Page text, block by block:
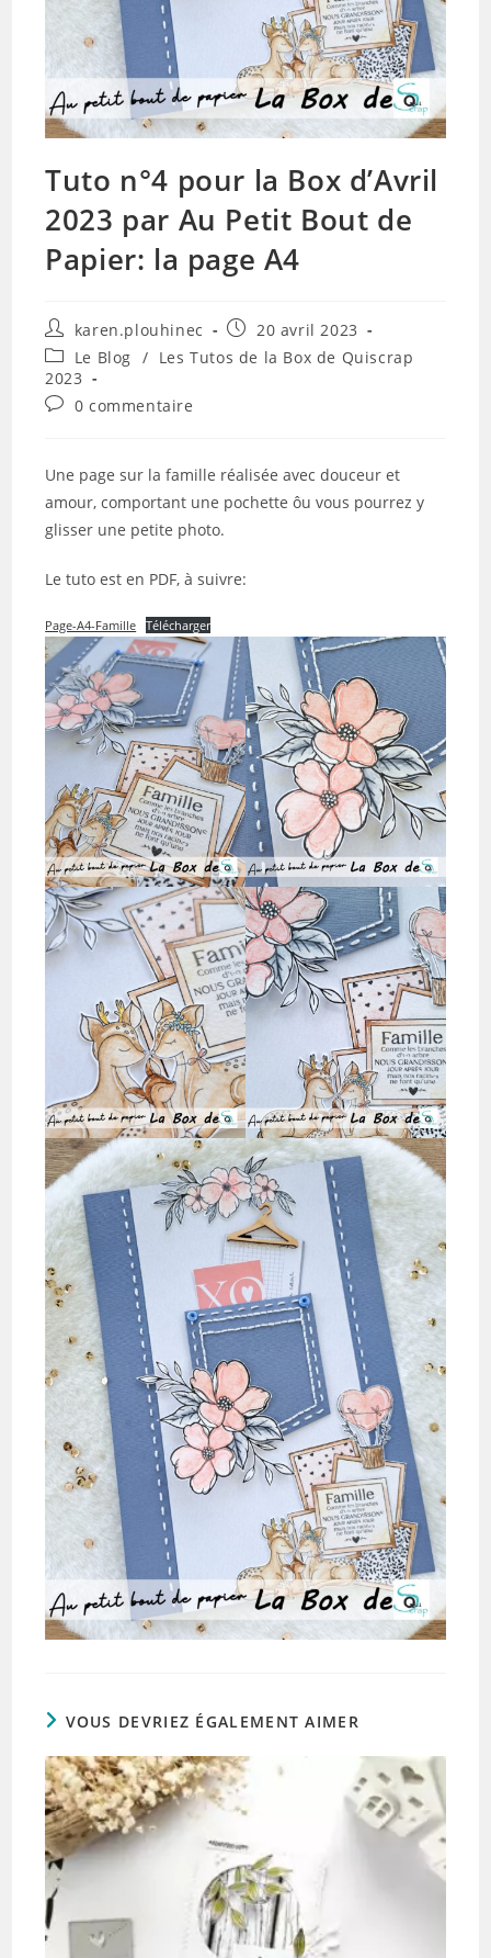
Tuto n°4 pour la Box d’Avril
2023 par Au Petit Bout de
Papier: la page A4
Auteur/autrice
de
la
publication :
karen.plouhinec
Publication
publiée :
20 avril 2023
Post
category:
Le Blog / Les Tutos de la Box de Quiscrap
2023
Commentaires
publication :
0 commentaire
Une page sur la famille réalisée avec douceur et
amour, comportant une pochette ôu vous pourrez y
glisser une petite photo.
Le tuto est en PDF, à suivre:
Page-A4-Famille Télécharger
VOUS DEVRIEZ ÉGALEMENT AIMER